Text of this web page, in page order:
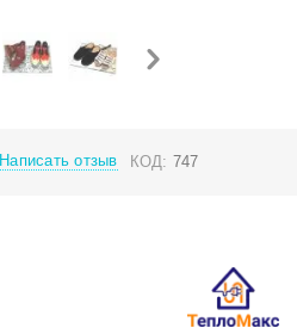
Написать отзыв КОД: 747